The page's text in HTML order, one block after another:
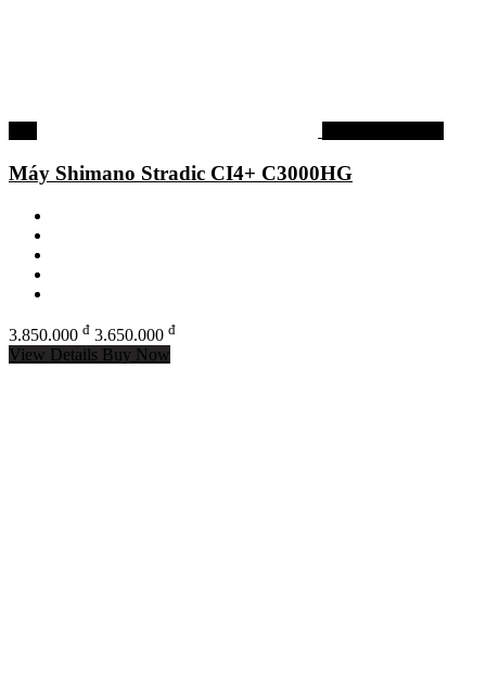
Máy Shimano Stradic CI4+ C3000HG
3.850.000 đ 3.650.000 đ
View Details Buy Now